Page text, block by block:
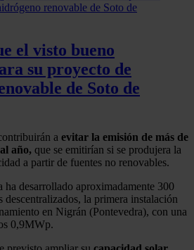
el visto bueno
su proyecto de
de Soto de
a evitar la emisión de más de
año, que se emitirían si se produjera la
a partir de fuentes no renovables.
ha desarrollado aproximadamente 300
descentralizados, la primera instalación
en Nigrán (Pontevedra), con una
0,9MWp.